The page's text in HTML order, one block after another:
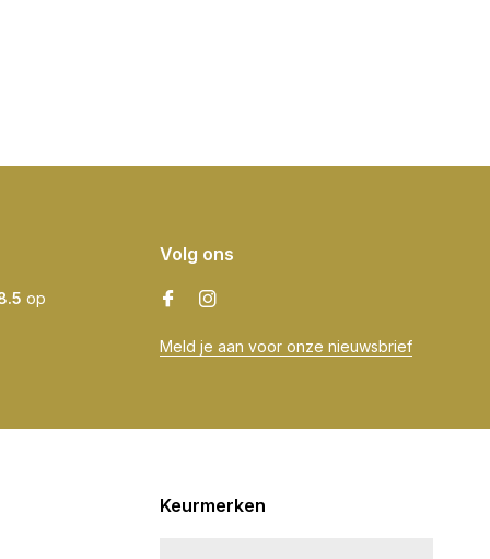
op
Volg ons
Meld je aan voor onze nieuwsbrief
Keurmerken